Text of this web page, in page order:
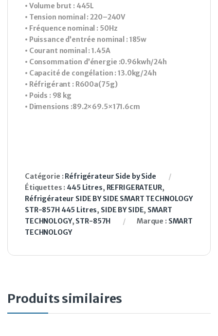
• Volume brut : 445L
• Tension nominal : 220–240V
• Fréquence nominal : 50Hz
• Puissance d’entrée nominal : 185w
• Courant nominal : 1.45A
• Consommation d’énergie :0.96kwh/24h
• Capacité de congélation : 13.0kg/24h
• Réfrigérant : R600a(75g)
• Poids : 98 kg
• Dimensions :89.2×69.5×171.6cm
Catégorie :Réfrigérateur Side by Side
Étiquettes : 445 Litres, REFRIGERATEUR,
Réfrigérateur SIDE BY SIDE SMART TECHNOLOGY
STR-857H 445 Litres, SIDE BY SIDE, SMART
TECHNOLOGY, STR-857H Marque : SMART
TECHNOLOGY
Produits similaires